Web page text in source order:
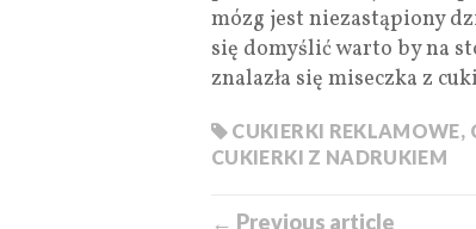
mózg jest niezastąpiony
się domyślić warto by na
znalazła się miseczka z
CUKIERKI REKLAMOWE,
CUKIERKI Z NADRUKIEM
← Previous article